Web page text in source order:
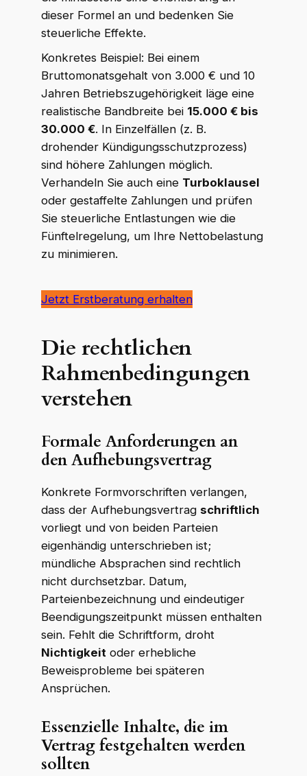
dieser Formel an und bedenken Sie
steuerliche Effekte.
Konkretes Beispiel: Bei einem
Bruttomonatsgehalt von 3.000 € und 10
Jahren Betriebszugehörigkeit läge eine
realistische Bandbreite bei 15.000 € bis
30.000 €. In Einzelfällen (z. B.
drohender Kündigungsschutzprozess)
sind höhere Zahlungen möglich.
Verhandeln Sie auch eine Turboklausel
oder gestaffelte Zahlungen und prüfen
Sie steuerliche Entlastungen wie die
Fünftelregelung, um Ihre Nettobelastung
zu minimieren.
Jetzt Erstberatung erhalten
Die rechtlichen
Rahmenbedingungen
verstehen
Formale Anforderungen an
den Aufhebungsvertrag
Konkrete Formvorschriften verlangen,
dass der Aufhebungsvertrag schriftlich
vorliegt und von beiden Parteien
eigenhändig unterschrieben ist;
mündliche Absprachen sind rechtlich
nicht durchsetzbar. Datum,
Parteienbezeichnung und eindeutiger
Beendigungszeitpunkt müssen enthalten
sein. Fehlt die Schriftform, droht
Nichtigkeitoder erhebliche
Beweisprobleme bei späteren
Ansprüchen.
Essenzielle Inhalte, die im
Vertrag festgehalten werden
sollten